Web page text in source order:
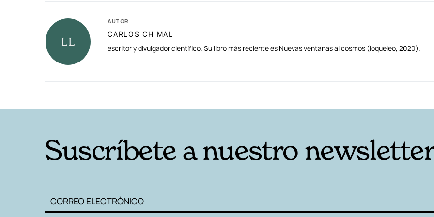
AUTOR
CARLOS CHIMAL
escritor y divulgador científico. Su libro más reciente es Nuevas ventanas al cosmos (loqueleo, 2020).
Suscríbete a nuestro